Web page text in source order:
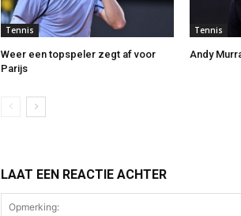
Tennis
Weer een topspeler zegt af voor
Parijs
Tennis
Andy
LAAT EEN REACTIE ACHTER